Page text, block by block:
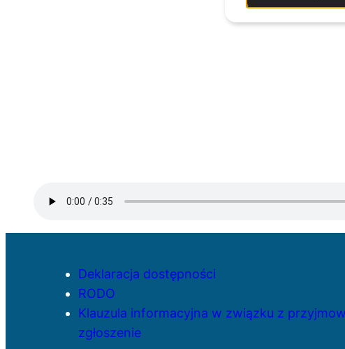
Deklaracja dostępności
RODO
Klauzula informacyjna w związku z
zgłoszenie